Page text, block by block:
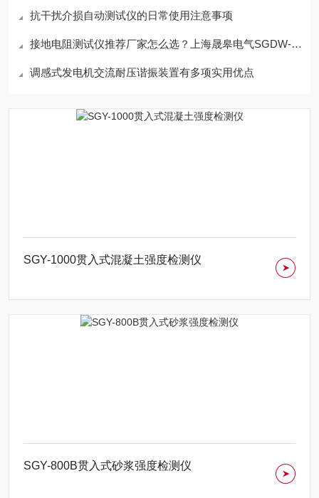
抗干扰介损自动测试仪的日常使用注意事项
接地电阻测试仪推荐厂家怎么选？上海晟皋电气SGDW-3A详解
调感式发电机交流耐压谐振装置有多项实用优点
SGY-1000贯入式混凝土强度检测仪
SGY-800B贯入式砂浆强度检测仪